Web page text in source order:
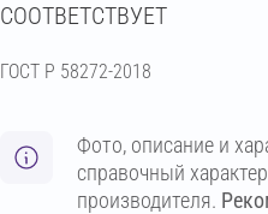
СООТВЕТСТВУЕТ
ГОСТ Р 58272-2018
Фото, описание и
справочный
производителя.